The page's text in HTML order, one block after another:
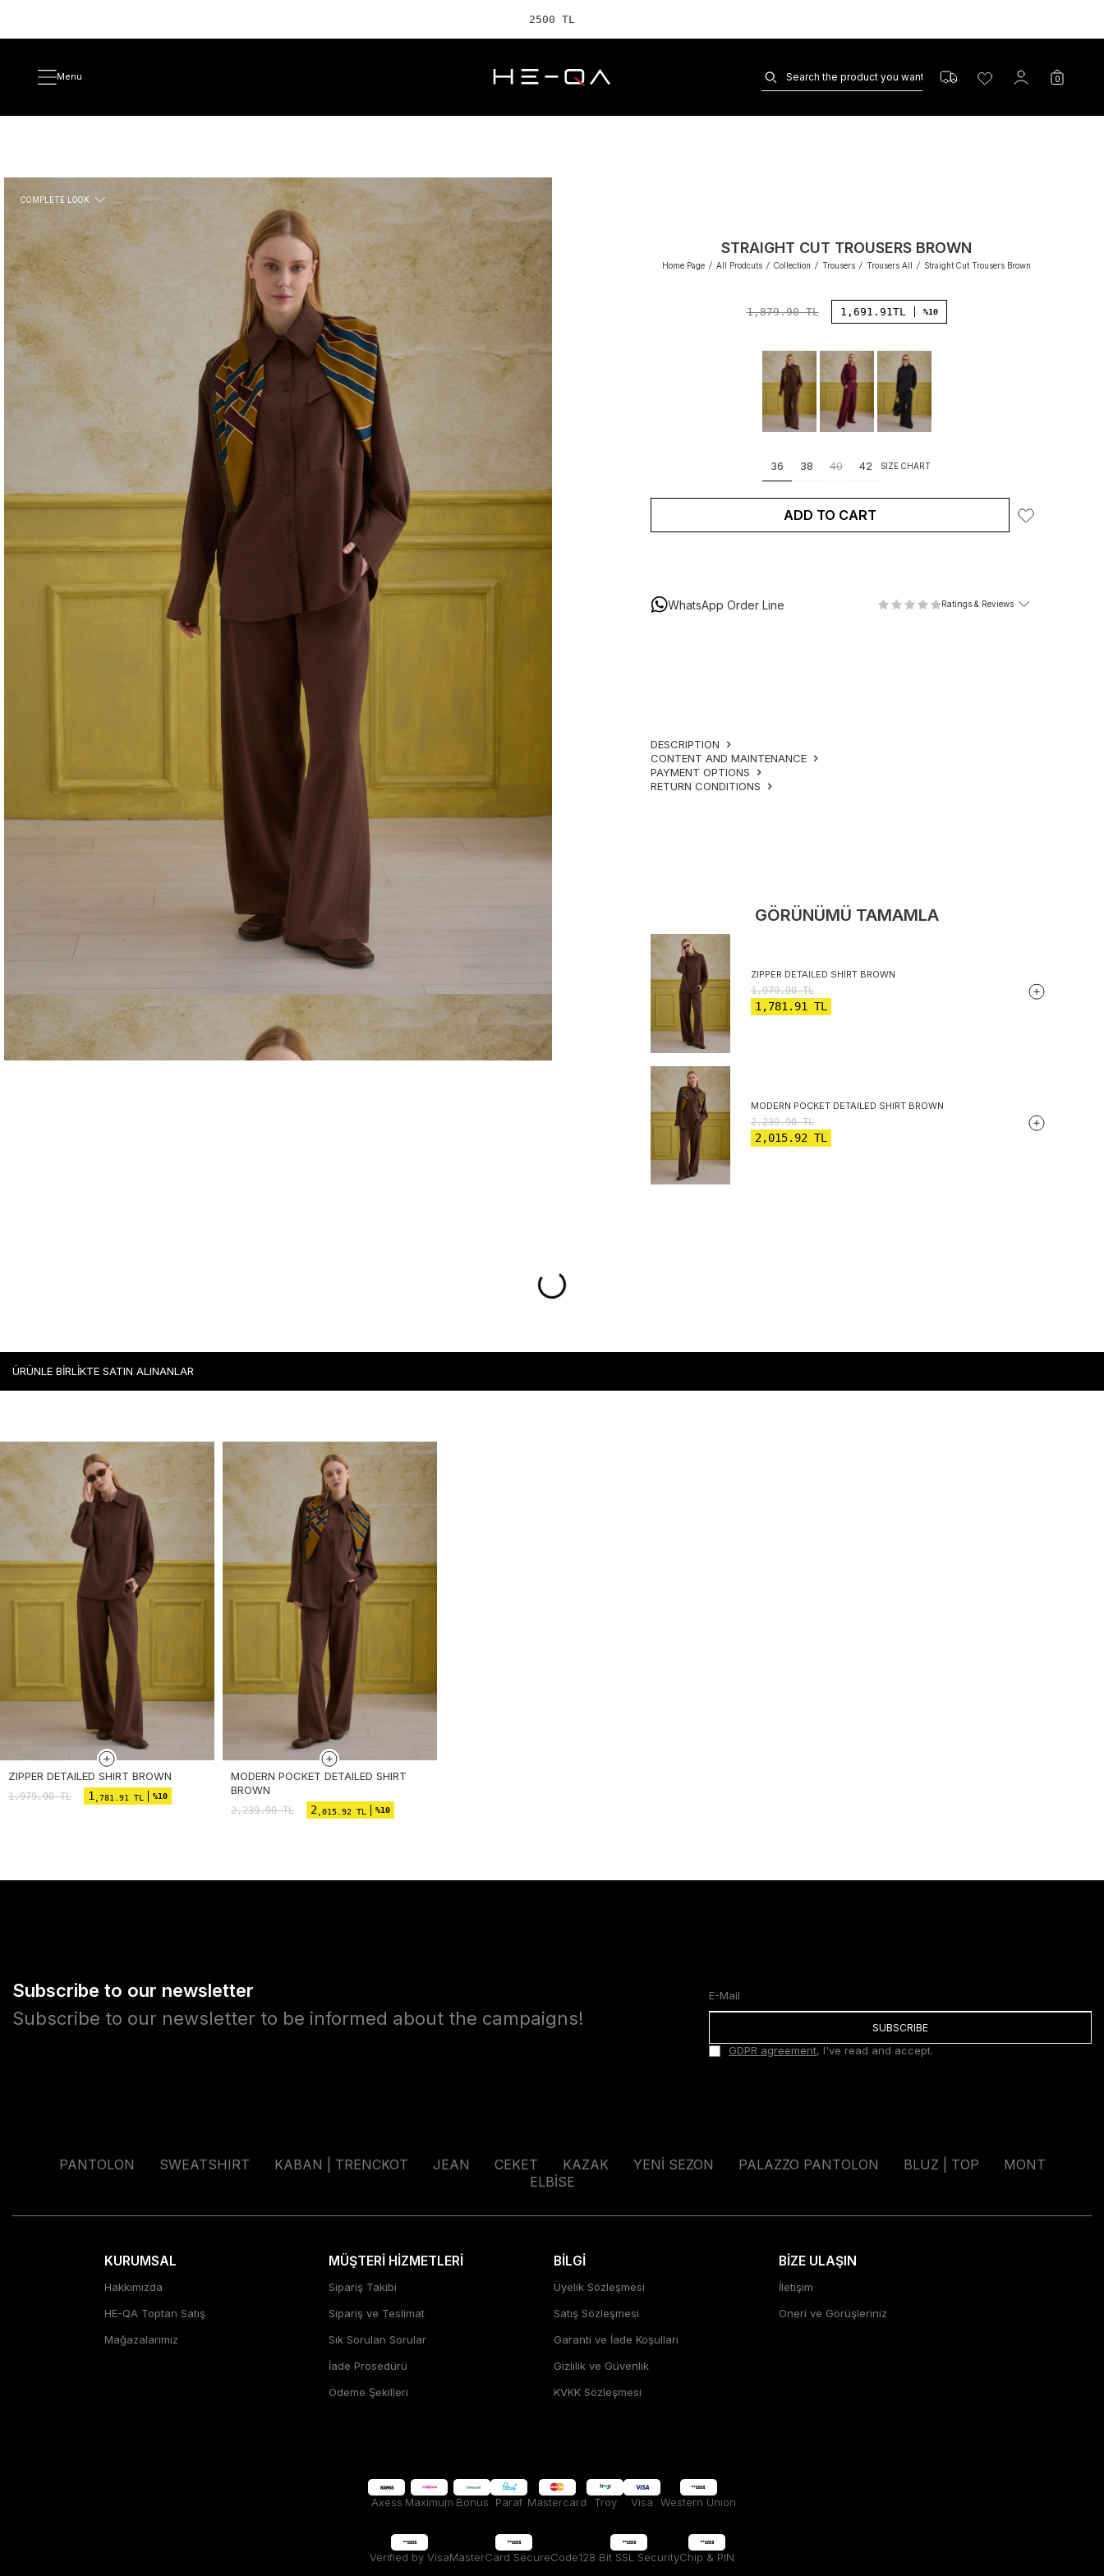
2500 TL ve üzeri ÜCR
Menu 0
COMPLETE LOOK
STRAIGHT CUT TROUSERS BROWN
Home Page / All Prodcuts / Collection / Trousers / Trousers All / Straight Cut Trousers Brown
1,879.90TL 1,691.91TL %10
36 38 40 42 SIZE CHART
ADD TO CART
WhatsApp Order Line Ratings & Reviews
DESCRIPTION
CONTENT AND MAINTENANCE
PAYMENT OPTIONS
RETURN CONDITIONS
GÖRÜNÜMÜ TAMAMLA
ZIPPER DETAILED SHIRT BROWN
1,979.90TL
1,781.91 TL
MODERN POCKET DETAILED SHIRT BROWN
2,239.90TL
2,015.92TL
ÜRÜNLE BİRLİKTE SATIN ALINANLAR
ZIPPER DETAILED SHIRT BROWN
1,979.90TL 1,781.91 TL %10
MODERN POCKET DETAILED SHIRT
BROWN
2,239.90TL 2,015.92 TL %10
Subscribe to our newsletter
Subscribe to our newsletter to be informed about the campaigns!
SUBSCRIBE
GDPR agreement, I've read and accept.
PANTOLON SWEATSHIRT KABAN | TRENCKOT JEAN CEKET KAZAK YENİ SEZON PALAZZO PANTOLON BLUZ | TOP
MONT
ELBİSE
KURUMSAL
Hakkımızda
HE-QA Toptan Satış
Mağazalarımız
MÜŞTERİ HİZMETLERİ
Sipariş Takibi
Sipariş ve Teslimat
Sık Sorulan Sorular
İade Prosedürü
Ödeme Şekilleri
BİLGİ
Üyelik Sözleşmesi
Satış Sözleşmesi
Garanti ve İade Koşulları
Gizlilik ve Güvenlik
KVKK Sözleşmesi
BİZE ULAŞIN
İletişim
Öneri ve Görüşleriniz
Axess Maximum Bonus Paraf Mastercard Troy Visa Western Unıon
Verified by VisaMasterCard SecureCode128 Bit SSL SecurityChip & PIN